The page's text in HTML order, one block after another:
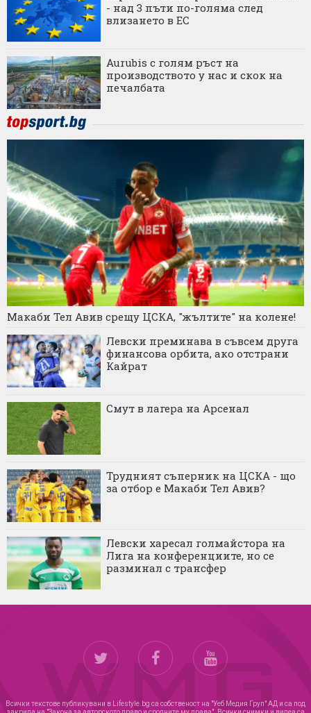
- над 3 пъти по-голяма след
влизането в ЕС
Aurubis с голям ръст на
производството у нас и скок на
печалбата
Макаби Тел Авив срещу ЦСКА, "жълтите" на колене!
Левски преминава в съвсем друга
финансова орбита, ако отстрани
Кайрат
Смут в лагера на Арсенал
Трудният съперник на ЦСКА - що
за отбор е Макаби Тел Авив?
Левски харесал голмайстора на
Лига на конференциите, но се
разминал с трансфер
Всички текстове публикувани в Lifestyle.bg са собственост на "Уеб Медия Груп" АД и са под